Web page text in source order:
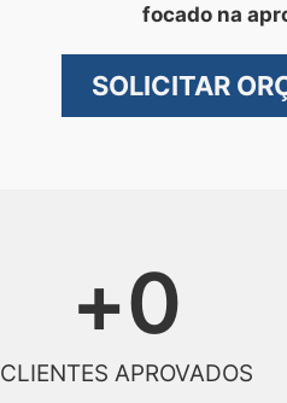
focado na
SOLICITAR
CLIENTES APROVADOS
+0